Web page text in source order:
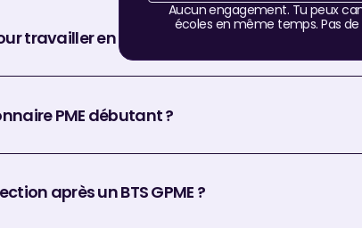
travailler en gestion PME ?
PME débutant ?
après un BTS GPME ?
Aucun engagement. Tu peux
écoles en même temps. Pas de